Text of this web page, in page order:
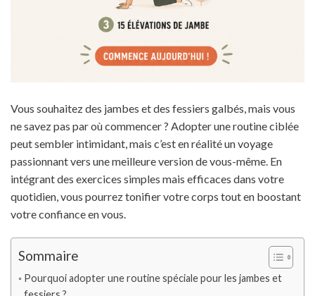
Vous souhaitez des jambes et des fessiers galbés, mais vous
ne savez pas par où commencer ? Adopter une routine ciblée
peut sembler intimidant, mais c’est en réalité un voyage
passionnant vers une meilleure version de vous-même. En
intégrant des exercices simples mais efficaces dans votre
quotidien, vous pourrez tonifier votre corps tout en boostant
votre confiance en vous.
Sommaire
Pourquoi adopter une routine spéciale pour les jambes et